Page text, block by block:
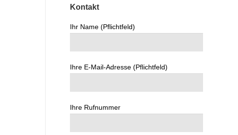
Kontakt
Ihr Name (Pflichtfeld)
Ihre E-Mail-Adresse (Pflichtfeld)
Ihre Rufnummer